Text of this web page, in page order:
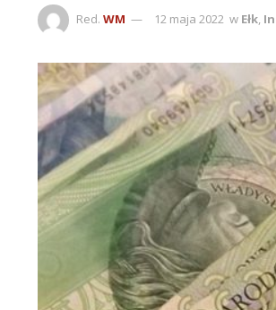
Red. WM 12 maja 2022 w Ełk,